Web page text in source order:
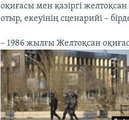
оқиғасы мен қазіргі
отыр, екеуінің сценарийі –
– 1986 жылғы Желтоқсан